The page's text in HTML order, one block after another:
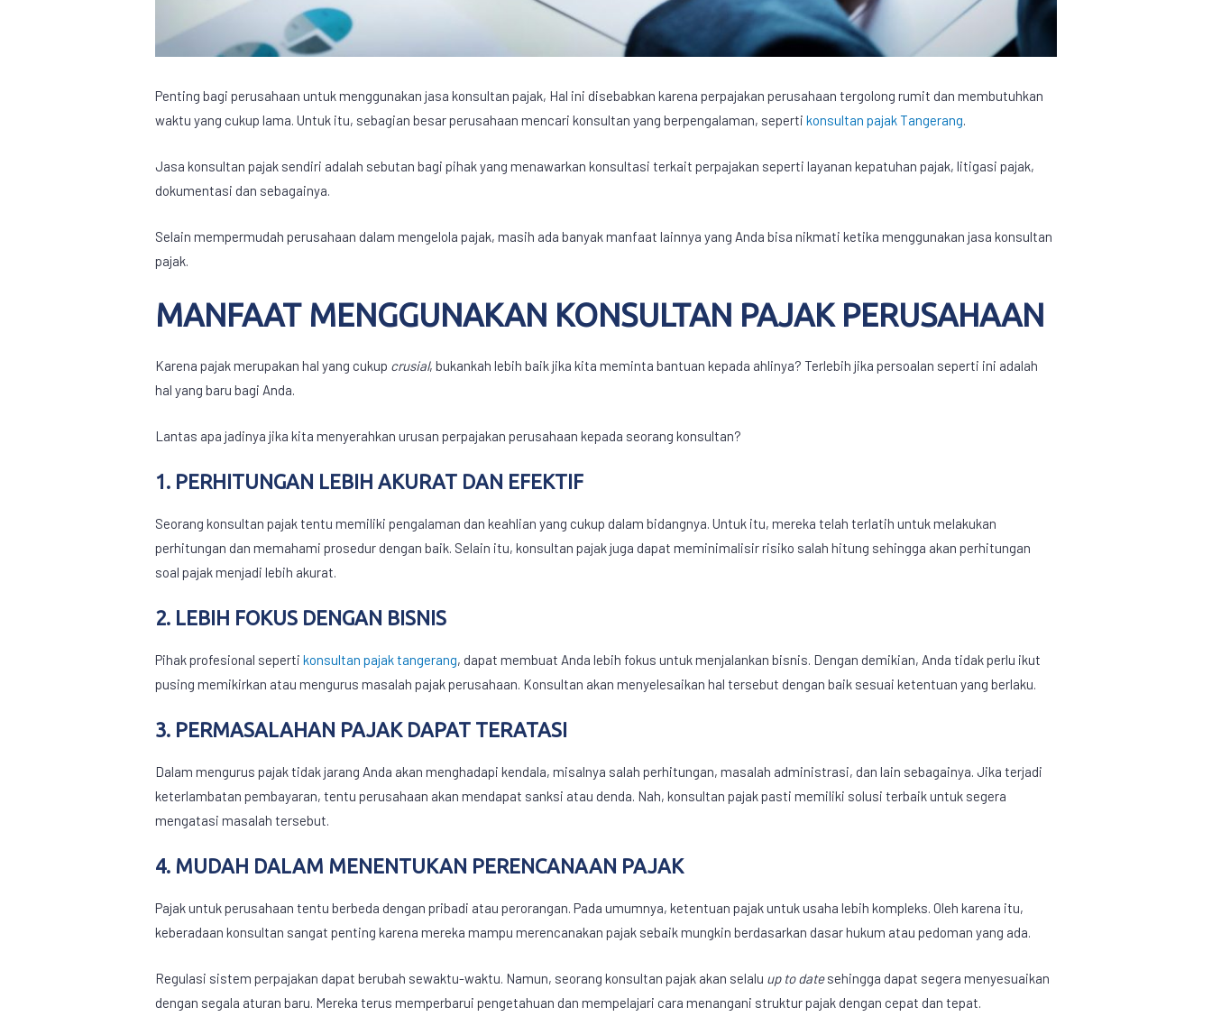
Penting bagi perusahaan untuk menggunakan jasa konsultan pajak, Hal ini disebabkan karena perpajakan perusahaan tergolong rumit dan membutuhkan
waktu yang cukup lama. Untuk itu, sebagian besar perusahaan mencari konsultan yang berpengalaman, sepertikonsultan pajak Tangerang.
Jasa konsultan pajak sendiri adalah sebutan bagi pihak yang menawarkan konsultasi terkait perpajakan seperti layanan kepatuhan pajak, litigasi pajak,
dokumentasi dan sebagainya.
Selain mempermudah perusahaan dalam mengelola pajak, masih ada banyak manfaat lainnya yang Anda bisa nikmati ketika menggunakan jasa konsultan
pajak.
MANFAAT MENGGUNAKAN KONSULTAN PAJAK PERUSAHAAN
Karena pajak merupakan hal yang cukup crusial, bukankah lebih baik jika kita meminta bantuan kepada ahlinya? Terlebih jika persoalan seperti ini adalah
hal yang baru bagi Anda.
Lantas apa jadinya jika kita menyerahkan urusan perpajakan perusahaan kepada seorang konsultan?
1. PERHITUNGAN LEBIH AKURAT DAN EFEKTIF
Seorang konsultan pajak tentu memiliki pengalaman dan keahlian yang cukup dalam bidangnya. Untuk itu, mereka telah terlatih untuk melakukan
perhitungan dan memahami prosedur dengan baik. Selain itu, konsultan pajak juga dapat meminimalisir risiko salah hitung sehingga akan perhitungan
soal pajak menjadi lebih akurat.
2. LEBIH FOKUS DENGAN BISNIS
Pihak profesional sepertikonsultan pajak tangerang, dapat membuat Anda lebih fokus untuk menjalankan bisnis. Dengan demikian, Anda tidak perlu ikut
pusing memikirkan atau mengurus masalah pajak perusahaan. Konsultan akan menyelesaikan hal tersebut dengan baik sesuai ketentuan yang berlaku.
3. PERMASALAHAN PAJAK DAPAT TERATASI
Dalam mengurus pajak tidak jarang Anda akan menghadapi kendala, misalnya salah perhitungan, masalah administrasi, dan lain sebagainya. Jika terjadi
keterlambatan pembayaran, tentu perusahaan akan mendapat sanksi atau denda. Nah, konsultan pajak pasti memiliki solusi terbaik untuk segera
mengatasi masalah tersebut.
4. MUDAH DALAM MENENTUKAN PERENCANAAN PAJAK
Pajak untuk perusahaan tentu berbeda dengan pribadi atau perorangan. Pada umumnya, ketentuan pajak untuk usaha lebih kompleks. Oleh karena itu,
keberadaan konsultan sangat penting karena mereka mampu merencanakan pajak sebaik mungkin berdasarkan dasar hukum atau pedoman yang ada.
Regulasi sistem perpajakan dapat berubah sewaktu-waktu. Namun, seorang konsultan pajak akan selalu up to datesehingga dapat segera menyesuaikan
dengan segala aturan baru. Mereka terus memperbarui pengetahuan dan mempelajari cara menangani struktur pajak dengan cepat dan tepat.